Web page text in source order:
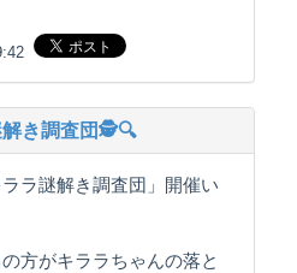
解き調査団🕵️🔍
ラ謎解き調査団」開催い
方がキララちゃんの落と